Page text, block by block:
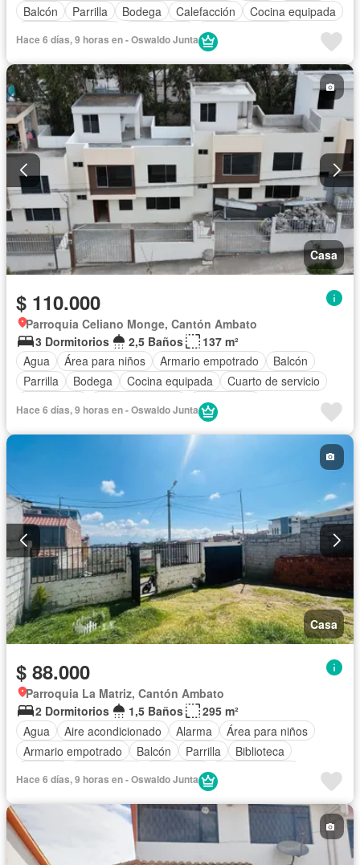
Balcón
Parrilla Bodega Calefacción
Cocina equipada
Estacionamiento
Garita de guardianía Internet
Patio
Seguridad Terraza Vista panorámica
Wifi
Sin amoblar
Hace 6 días, 9 horas en - Oswaldo Junta
Casa
$ 110.000
Parroquia Celiano Monge, Cantón Ambato
3 Dormitorios
2,5 Baños
137 m²
Agua
Área para niños Armario empotrado
Balcón
Parrilla
Bodega Cocina equipada
Cuarto de servicio
Gas natural
Jardín
Conserje
Vista panorámica
Hace 6 días, 9 horas en - Oswaldo Junta
Casa
$ 88.000
Parroquia La Matriz, Cantón Ambato
2 Dormitorios
1,5 Baños
295 m²
Agua
Aire acondicionado Alarma
Área para niños
Armario empotrado
Balcón Parrilla
Biblioteca
Chimenea
Cuarto de servicio
Estacionamiento
Gas natural
Garita de guardianía
Internet
Patio Conserje Sauna
Seguridad
Terraza
Vista panorámica
Hace 6 días, 9 horas en - Oswaldo Junta